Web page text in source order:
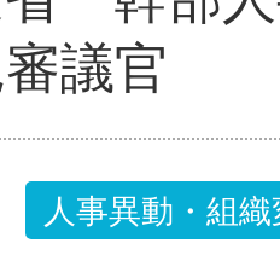
議官
人事異動・組